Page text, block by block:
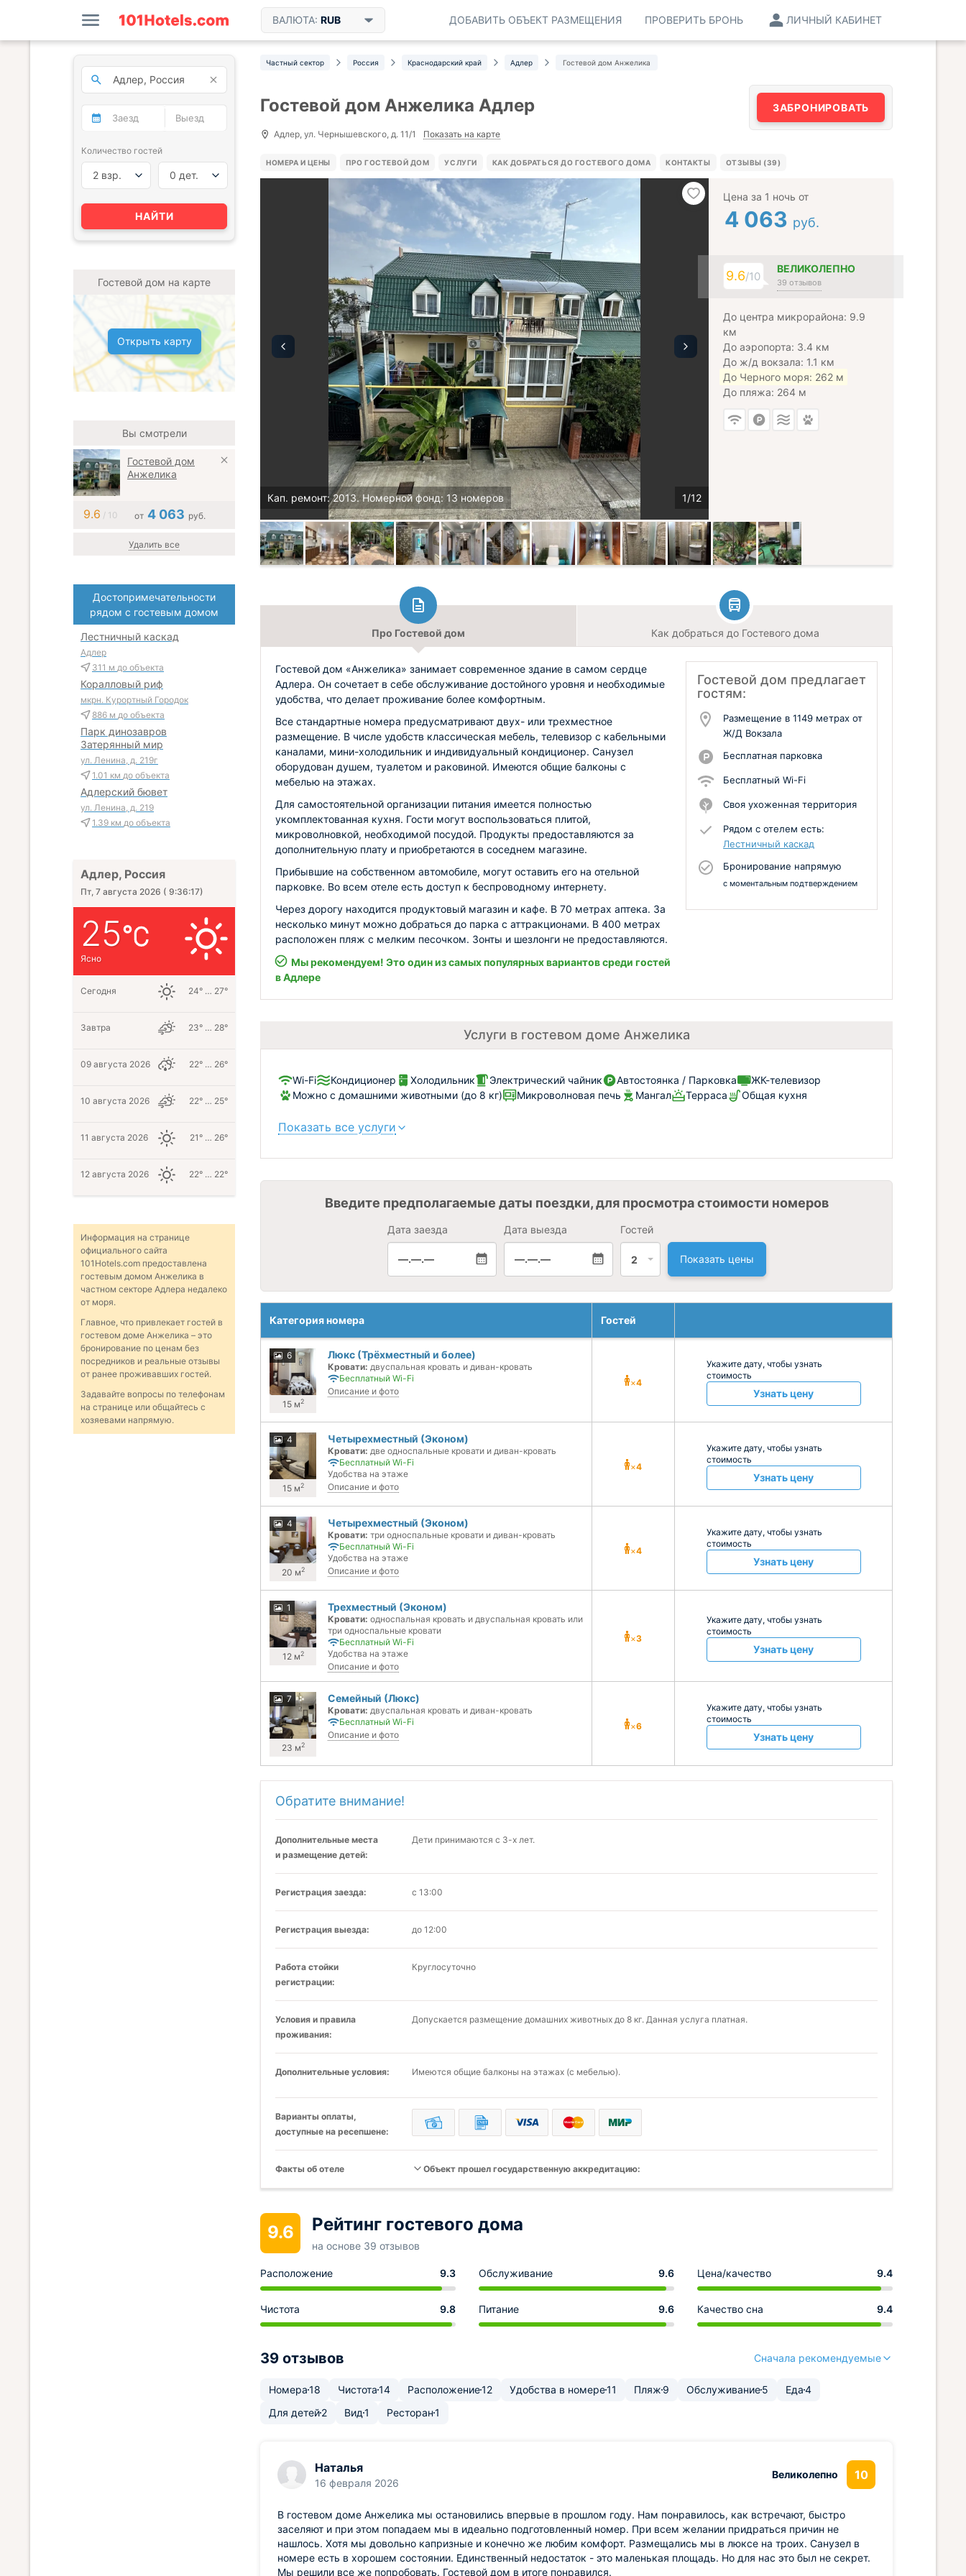
ВАЛЮТА: RUB ЛИЧНЫЙ КАБИНЕТ
ПРОВЕРИТЬ БРОНЬ
ДОБАВИТЬ ОБЪЕКТ РАЗМЕЩЕНИЯ
Частный сектор Россия Краснодарский край Адлер Гостевой дом Анжелика
Гостевой дом Анжелика Адлер
Адлер, ул. Чернышевского, д. 11/1 Показать на карте
ЗАБРОНИРОВАТЬ
НОМЕРА И ЦЕНЫ ПРО ГОСТЕВОЙ ДОМ УСЛУГИ КАК ДОБРАТЬСЯ ДО ГОСТЕВОГО ДОМА КОНТАКТЫ ОТЗЫВЫ (39)
Кап. ремонт: 2013. Номерной фонд: 13 номеров
Цена за 1 ночь от
4 063 руб.
9.6/10
ВЕЛИКОЛЕПНО
39 отзывов
До центра микрорайона: 9.9
км
До аэропорта: 3.4 км
До ж/д вокзала: 1.1 км
До Черного моря: 262 м
До пляжа: 264 м
Про Гостевой дом Как добраться до Гостевого дома
Гостевой дом предлагает
гостям:
Размещение в 1149 метрах от
Ж/Д Вокзала
Бесплатная парковка
Бесплатный Wi-Fi
Своя ухоженная территория
Рядом с отелем есть:
Лестничный каскад
Бронирование напрямую
с моментальным подтверждением
Гостевой дом «Анжелика» занимает современное здание в самом сердце
Адлера. Он сочетает в себе обслуживание достойного уровня и необходимые
удобства, что делает проживание более комфортным.
Все стандартные номера предусматривают двух- или трехместное
размещение. В числе удобств классическая мебель, телевизор с кабельными
каналами, мини-холодильник и индивидуальный кондиционер. Санузел
оборудован душем, туалетом и раковиной. Имеются общие балконы с
мебелью на этажах.
Для самостоятельной организации питания имеется полностью
укомплектованная кухня. Гости могут воспользоваться плитой,
микроволновкой, необходимой посудой. Продукты предоставляются за
дополнительную плату и приобретаются в соседнем магазине.
Прибывшие на собственном автомобиле, могут оставить его на отельной
парковке. Во всем отеле есть доступ к беспроводному интернету.
Через дорогу находится продуктовый магазин и кафе. В 70 метрах аптека. За
несколько минут можно добраться до парка с аттракционами. В 400 метрах
расположен пляж с мелким песочком. Зонты и шезлонги не предоставляются.
Мы рекомендуем! Это один из самых популярных вариантов среди гостей
в Адлере
Услуги в гостевом доме Анжелика
Wi-Fi Кондиционер Холодильник Электрический чайник Автостоянка / Парковка
ЖК-телевизор
Можно с домашними животными (до 8 кг)
Микроволновая печь Мангал Терраса Общая кухня
Показать все услуги
Введите предполагаемые даты поездки, для просмотра стоимости номеров
Дата заезда
—.—.—
Дата выезда
—.—.—
Гостей
2 Показать цены
Категория номера Гостей
6
15 м2
Люкс (Трёхместный и более)
Кровати: двуспальная кровать и диван-кровать
Бесплатный Wi-Fi
Описание и фото
×4
Укажите дату, чтобы узнать
стоимость
Узнать цену
4
15 м2
Четырехместный (Эконом)
Кровати: две односпальные кровати и диван-кровать
Бесплатный Wi-Fi
Удобства на этаже
Описание и фото
×4
Укажите дату, чтобы узнать
стоимость
Узнать цену
4
20 м2
Четырехместный (Эконом)
Кровати: три односпальные кровати и диван-кровать
Бесплатный Wi-Fi
Удобства на этаже
Описание и фото
×4
Укажите дату, чтобы узнать
стоимость
Узнать цену
1
12 м2
Трехместный (Эконом)
Кровати: односпальная кровать и двуспальная кровать или
три односпальные кровати
Бесплатный Wi-Fi
Удобства на этаже
Описание и фото
×3
Укажите дату, чтобы узнать
стоимость
Узнать цену
7
23 м2
Семейный (Люкс)
Кровати: двуспальная кровать и диван-кровать
Бесплатный Wi-Fi
Описание и фото
×6
Укажите дату, чтобы узнать
стоимость
Узнать цену
Обратите внимание!
Дополнительные места
и размещение детей:
Дети принимаются с 3-х лет.
Регистрация заезда: с 13:00
Регистрация выезда: до 12:00
Работа стойки
регистрации:
Круглосуточно
Условия и правила
проживания:
Допускается размещение домашних животных до 8 кг. Данная услуга платная.
Дополнительные условия: Имеются общие балконы на этажах (с мебелью).
Варианты оплаты,
доступные на ресепшене:
Факты об отеле Объект прошел государственную аккредитацию:
9.6 Рейтинг гостевого дома
на основе 39 отзывов
Расположение 9.3 Обслуживание 9.6 Цена/качество 9.4
Чистота 9.8 Питание 9.6 Качество сна 9.4
39 отзывов Сначала рекомендуемые
Номера18 Чистота14 Расположение12 Удобства в номере11 Пляж 9 Обслуживание5 Еда4
Для детей2 Вид1 Ресторан1
Наталья
16 февраля 2026
Великолепно 10
В гостевом доме Анжелика мы остановились впервые в прошлом году. Нам понравилось, как встречают, быстро
заселяют и при этом попадаем мы в идеально подготовленный номер. При всем желании придраться причин не
нашлось. Хотя мы довольно капризные и конечно же любим комфорт. Размещались мы в люксе на троих. Санузел в
номере есть в хорошем состоянии. Единственный недостаток - это маленькая площадь. Но для нас это был не секрет.
Мы решили все же попробовать. Гостевой дом в итоге понравился.
Количество гостей
2 взр. 0 дет.
НАЙТИ
Гостевой дом на карте
Открыть карту
Вы смотрели
Гостевой дом
Анжелика
9.6 / 10 от 4 063 руб.
Удалить все
Достопримечательности
рядом с гостевым домом
Лестничный каскад
Адлер
311 м до объекта
Коралловый риф
мкрн. Курортный Городок
886 м до объекта
Парк динозавров
Затерянный мир
ул. Ленина, д. 219г
1.01 км до объекта
Адлерский бювет
ул. Ленина, д. 219
1.39 км до объекта
Адлер, Россия
Пт, 7 августа 2026 ( 9:36:18)
25
Ясно
Сегодня 24° … 27°
Завтра 23° … 28°
09 августа 2026 22° … 26°
10 августа 2026 22° … 25°
11 августа 2026 21° … 26°
12 августа 2026 22° … 22°
Информация на странице
официального сайта
101Hotels.com предоставлена
гостевым домом Анжелика в
частном секторе Адлера недалеко
от моря.
Главное, что привлекает гостей в
гостевом доме Анжелика – это
бронирование по ценам без
посредников и реальные отзывы
от ранее проживавших гостей.
Задавайте вопросы по телефонам
на странице или общайтесь с
хозяевами напрямую.